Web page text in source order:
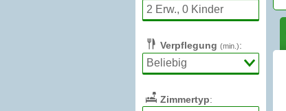
Verpflegung (min.):
Zimmertyp: